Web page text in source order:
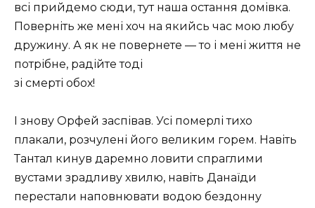
всі прийдемо сюди, тут наша остання домівка.
Поверніть же мені хоч на якийсь час мою любу
дружину. А як не повернете — то і мені життя не
потрібне, радійте тоді
зі смерті обох!
І знову Орфей заспівав. Усі померлі тихо
плакали, розчулені його великим горем. Навіть
Тантал кинув даремно ловити спраглими
вустами зрадливу хвилю, навіть Данаїди
перестали наповнювати водою бездонну